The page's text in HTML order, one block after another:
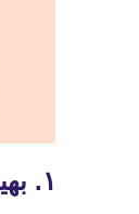
۱. بهینه‌سازی حضور در یوتیوب